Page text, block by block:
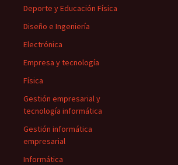
Deporte y Educación Física
Diseño e Ingeniería
Electrónica
Empresa y tecnología
Física
Gestión empresarial y
tecnología informática
Gestión informática
empresarial
Informática